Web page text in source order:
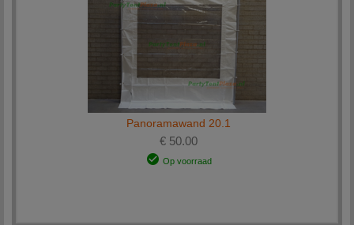
Panoramawand 20.1
€ 50.00
Op voorraad